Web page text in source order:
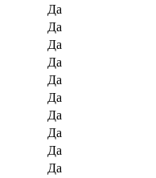
Да
Да
Да
Да
Да
Да
Да
Да
Да
Да